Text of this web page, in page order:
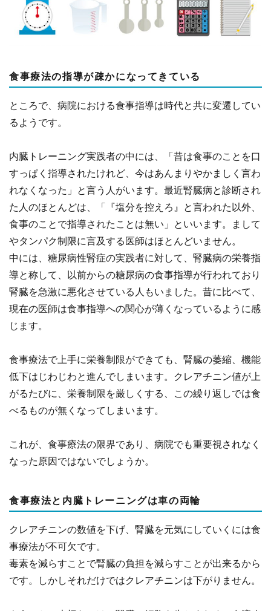
食事療法の指導が疎かになってきている
ところで、病院における食事指導は時代と共に変遷してい
るようです。
内臓トレーニング実践者の中には、「昔は食事のことを口
すっぱく指導されたけれど、今はあんまりやかましく言わ
れなくなった」と言う人がいます。最近腎臓病と診断され
た人のほとんどは、「『塩分を控えろ』と言われた以外、
食事のことで指導されたことは無い」といいます。まして
やタンパク制限に言及する医師はほとんどいません。
中には、糖尿病性腎症の実践者に対して、腎臓病の栄養指
導と称して、以前からの糖尿病の食事指導が行われており
腎臓を急激に悪化させている人もいました。昔に比べて、
現在の医師は食事指導への関心が薄くなっているように感
じます。
食事療法で上手に栄養制限ができても、腎臓の萎縮、機能
低下はじわじわと進んでしまいます。クレアチニン値が上
がるたびに、栄養制限を厳しくする、この繰り返しでは食
べるものが無くなってしまいます。
これが、食事療法の限界であり、病院でも重要視されなく
なった原因ではないでしょうか。
食事療法と内臓トレーニングは車の両輪
クレアチニンの数値を下げ、腎臓を元気にしていくには食
事療法が不可欠です。
毒素を減らすことで腎臓の負担を減らすことが出来るから
です。しかしそれだけではクレアチニンは下がりません。